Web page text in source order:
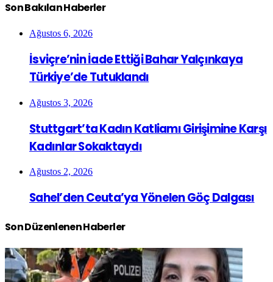
Son Bakılan Haberler
Ağustos 6, 2026
İsviçre’nin İade Ettiği Bahar Yalçınkaya
Türkiye’de Tutuklandı
Ağustos 3, 2026
Stuttgart’ta Kadın Katliamı Girişimine Karşı
Kadınlar Sokaktaydı
Ağustos 2, 2026
Sahel’den Ceuta’ya Yönelen Göç Dalgası
Son Düzenlenen Haberler